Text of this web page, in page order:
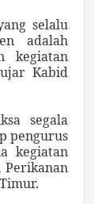
selalu
adalah
kegiatan
ujar Kabid
segala
pengurus
kegiatan
Perikanan